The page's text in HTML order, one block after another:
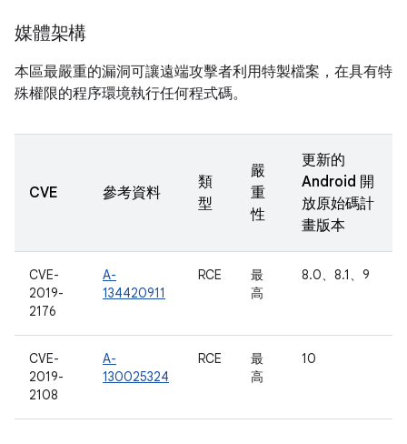
媒體架構
本區最嚴重的漏洞可讓遠端攻擊者利用特製檔案，在具有特
殊權限的程序環境執行任何程式碼。
CVE 參考資料
類
型
嚴
重
性
更新的
Android 開
放原始碼計
畫版本
CVE-
2019-
2176
A-
134420911
RCE
最
高
8.0、8.1、9
CVE-
2019-
2108
A-
130025324
RCE
最
高
10